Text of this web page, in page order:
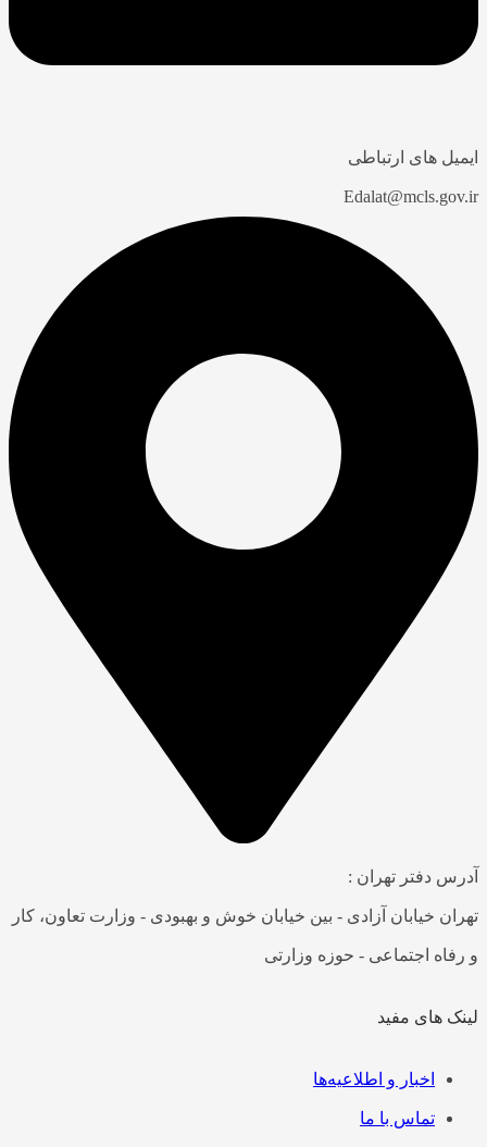
ایمیل های ارتباطی
Edalat@mcls.gov.ir
آدرس دفتر تهران :
تهران خیابان آزادی - بین خیابان خوش و بهبودی - وزارت تعاون، کار
و رفاه اجتماعی - حوزه وزارتی
لینک های مفید
فهرستاخبار و اطلاعیه‌ها
تماس با ما